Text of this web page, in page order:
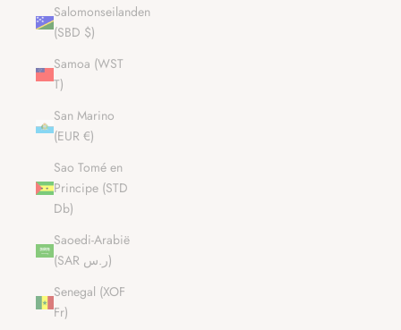
Salomonseilanden
(SBD $)
Samoa (WST
T)
San Marino
(EUR €)
Sao Tomé en
Principe (STD
Db)
Saoedi-Arabië
(SAR ر.س)
Senegal (XOF
Fr)